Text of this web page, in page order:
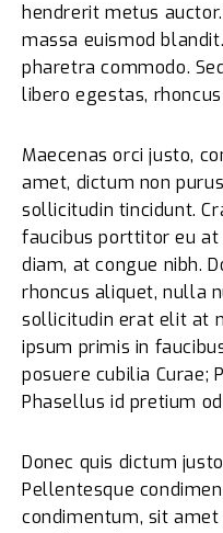
hendrerit metus
massa euismod
pharetra commodo.
libero egestas,
Maecenas orci justo,
amet, dictum non
sollicitudin tincidunt.
faucibus porttitor eu at
diam, at congue nibh.
rhoncus aliquet, nulla
sollicitudin erat elit at
ipsum primis in
posuere cubilia Curae;
Phasellus id pretium
Donec quis dictum
Pellentesque
condimentum, sit